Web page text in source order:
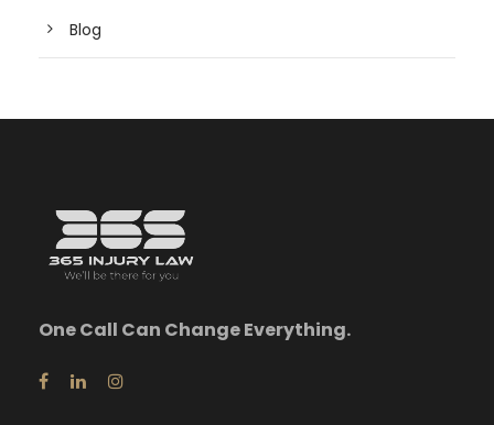
Blog
One Call Can Change Everything.